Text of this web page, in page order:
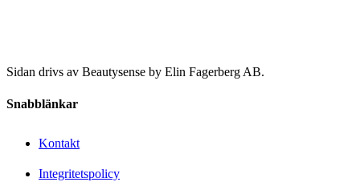
Sidan drivs av Beautysense by Elin Fagerberg AB.
Snabblänkar
Kontakt
Integritetspolicy